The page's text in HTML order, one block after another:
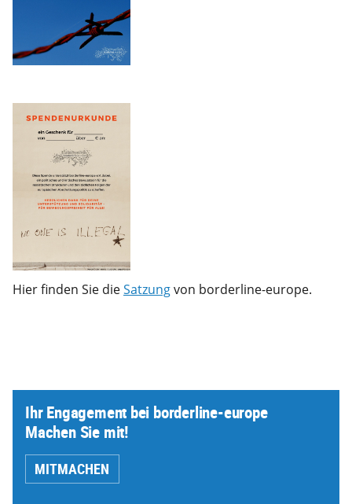
Hier finden Sie dieSatzungvon borderline-europe.
Ihr Engagement bei borderline-europe
Machen Sie mit!
MITMACHEN